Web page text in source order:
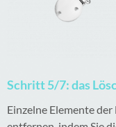
Schritt 5/7: das
Einzelne Elemente